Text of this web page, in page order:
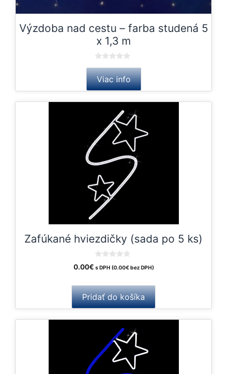
Výzdoba nad cestu – farba studená 5
x 1,3 m
o
u
t
o
Viac info
Zafúkané hviezdičky (sada po 5 ks)
o
o
f
5
0.00€ s DPH (0.00€bez DPH)
Pridať do košíka